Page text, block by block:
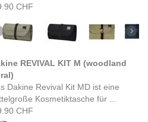
CHF
REVIVAL KIT M (woodland
Dakine Revival Kit MD ist eine
Kosmetiktasche für ...
CHF